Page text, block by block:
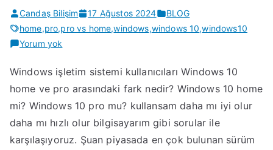
Candaş Bilişim 17 Ağustos 2024
BLOG
home,pro,pro vs home,windows,windows 10,windows10
Yorum yok
Home
ve
Pro
arasındaki
Windows işletim sistemi kullanıcıları Windows 10
home ve pro arasındaki fark nedir? Windows 10 home
mi? Windows 10 pro mu? kullansam daha mı iyi olur
daha mı hızlı olur bilgisayarım gibi sorular ile
karşılaşıyoruz. Şuan piyasada en çok bulunan sürüm